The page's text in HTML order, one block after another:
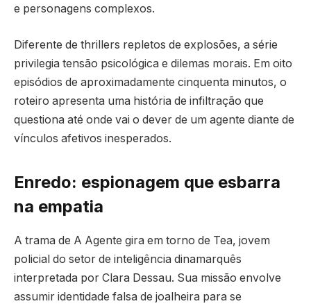
e personagens complexos.
Diferente de thrillers repletos de explosões, a série
privilegia tensão psicológica e dilemas morais. Em oito
episódios de aproximadamente cinquenta minutos, o
roteiro apresenta uma história de infiltração que
questiona até onde vai o dever de um agente diante de
vínculos afetivos inesperados.
Enredo: espionagem que esbarra
na empatia
A trama de A Agente gira em torno de Tea, jovem
policial do setor de inteligência dinamarquês
interpretada por Clara Dessau. Sua missão envolve
assumir identidade falsa de joalheira para se